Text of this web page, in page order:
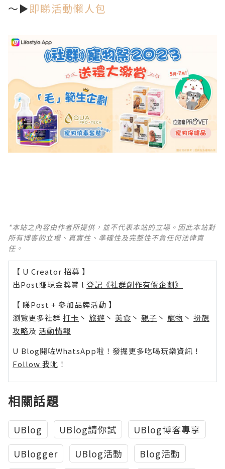
～►即睇活動懶人包
*本站之內容由作者所提供，並不代表本站的立場。因此本站對
所有博客的立場、真實性、準確性及完整性不負任何法律責
任。
【 U Creator 招募 】
出Post賺現金獎賞 l 登記《社群創作有價企劃》
【 睇Post + 參加品牌活動 】
瀏覽更多社群 打卡 丶 旅遊 丶 美食 丶 親子 丶 寵物 丶 扮靚
攻略及 活動情報
U Blog開咗WhatsApp啦！發掘更多吃喝玩樂資訊！
Follow 我哋 ！
相關話題
UBlog UBlog請你試
UBlog博客專享
UBlogger
UBlog活動
Blog活動